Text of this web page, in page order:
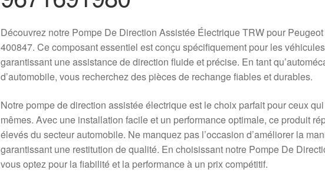
Découvrez notre Pompe De Direction Assistée Électrique TRW pour
400847. Ce composant essentiel est conçu spécifiquement pour les
garantissant une assistance de direction fluide et précise. En tant
d’automobile, vous recherchez des pièces de rechange fiables et durables.
Notre pompe de direction assistée électrique est le choix parfait pour ceux
mêmes. Avec une installation facile et un performance optimale, ce produit
élevés du secteur automobile. Ne manquez pas l’occasion d’améliorer la
garantissant une restitution de qualité. En choisissant notre Pompe De
vous optez pour la fiabilité et la performance à un prix compétitif.